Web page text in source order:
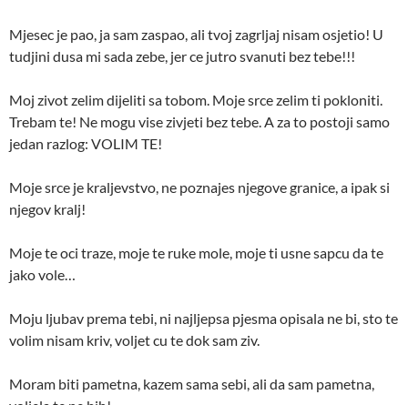
Mjesec je pao, ja sam zaspao, ali tvoj zagrljaj nisam osjetio! U
tudjini dusa mi sada zebe, jer ce jutro svanuti bez tebe!!!
Moj zivot zelim dijeliti sa tobom. Moje srce zelim ti pokloniti.
Trebam te! Ne mogu vise zivjeti bez tebe. A za to postoji samo
jedan razlog: VOLIM TE!
Moje srce je kraljevstvo, ne poznajes njegove granice, a ipak si
njegov kralj!
Moje te oci traze, moje te ruke mole, moje ti usne sapcu da te
jako vole…
Moju ljubav prema tebi, ni najljepsa pjesma opisala ne bi, sto te
volim nisam kriv, voljet cu te dok sam ziv.
Moram biti pametna, kazem sama sebi, ali da sam pametna,